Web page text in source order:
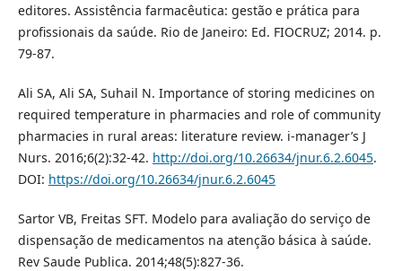
editores. Assistência farmacêutica: gestão e prática para
profissionais da saúde. Rio de Janeiro: Ed. FIOCRUZ; 2014. p.
79-87.
Ali SA, Ali SA, Suhail N. Importance of storing medicines on
required temperature in pharmacies and role of community
pharmacies in rural areas: literature review. i-manager’s J
Nurs. 2016;6(2):32-42. http://doi.org/10.26634/jnur.6.2.6045.
DOI: https://doi.org/10.26634/jnur.6.2.6045
Sartor VB, Freitas SFT. Modelo para avaliação do serviço de
dispensação de medicamentos na atenção básica à saúde.
Rev Saude Publica. 2014;48(5):827-36.